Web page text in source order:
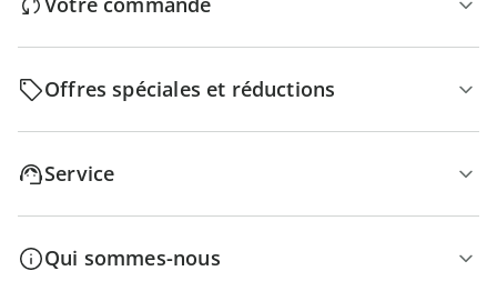
Offres spéciales et réductions
Service
Qui sommes-nous